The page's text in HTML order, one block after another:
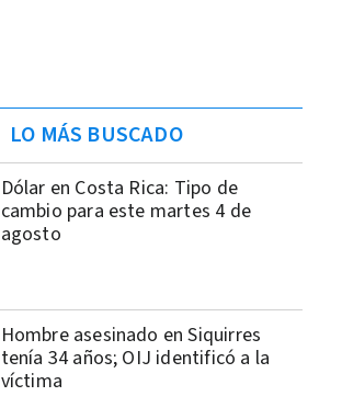
LO MÁS BUSCADO
Dólar en Costa Rica: Tipo de
cambio para este martes 4 de
agosto
Hombre asesinado en Siquirres
tenía 34 años; OIJ identificó a la
víctima